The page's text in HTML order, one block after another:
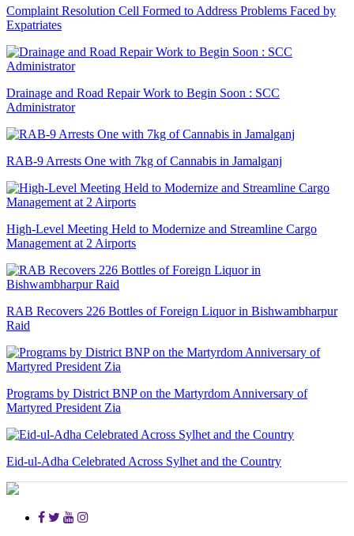
Complaint Resolution Cell Formed to Address Problems Faced by
Expatriates
Drainage and Road Repair Work to Begin Soon : SCC
Administrator
RAB-9 Arrests One with 7kg of Cannabis in Jamalganj
High-Level Meeting Held to Modernize and Streamline Cargo
Management at 2 Airports
RAB Recovers 226 Bottles of Foreign Liquor in Bishwambharpur
Raid
Programs by District BNP on the Martyrdom Anniversary of
Martyred President Zia
Eid-ul-Adha Celebrated Across Sylhet and the Country